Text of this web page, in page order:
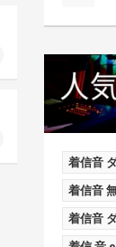
着信音
着信音
着信音